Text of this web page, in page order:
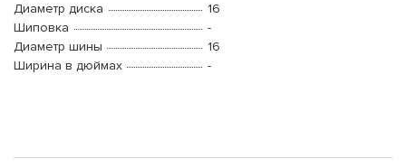
Диаметр диска
16
Шиповка
-
Диаметр шины
16
Ширина в дюймах
-